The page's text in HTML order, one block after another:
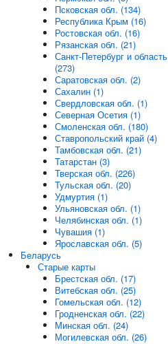
Псковская обл. (134)
Республика Крым (16)
Ростовская обл. (16)
Рязанская обл. (21)
Санкт-Петербург и область
(273)
Саратовская обл. (2)
Сахалин (1)
Свердловская обл. (1)
Северная Осетия (1)
Смоленская обл. (180)
Ставропольский край (4)
Тамбовская обл. (21)
Татарстан (3)
Тверская обл. (226)
Тульская обл. (20)
Удмуртия (1)
Ульяновская обл. (1)
Челябинская обл. (1)
Чувашия (1)
Ярославская обл. (5)
Беларусь
Старые карты
Брестская обл. (17)
Витебская обл. (25)
Гомельская обл. (12)
Гродненская обл. (22)
Минская обл. (24)
Могилевская обл. (26)